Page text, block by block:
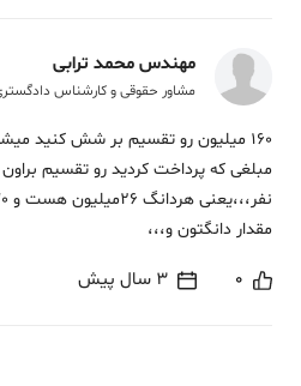
مهندس محمد ترابی
مشاور حقوقی و کارشناس
160 میلیون رو تقسیم بر شش کنید
مبلغی که پرداخت کردید رو تقسیم
مقدار دانگتون و،،،
0 3 سال پیش